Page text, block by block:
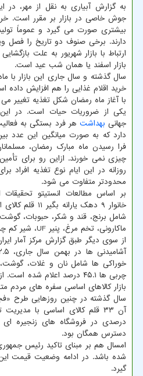
به گزارش آبیاری به نقل از مهر،
جوش خاصی در بازار بر مقرر است.
بیشتری صورت می گیرد و عموماً
دارند. برخی صنوف دو تاریخ را فصل
ارتباط با بازار شهریور به علت
بازار اسفند یا همان شب عید است.
سال گذشته و سال جاری این بازار با
خرید اقلام غذایی را هم افزایش داده
با آغاز ماه رمضان شکل تغذیه تغییر
یکی از ضروریات حیات است. در
جهانی بهداشت هر فرد بستگی به
فرا رسیدن ماه مبارک رمضان،
چیزی نمی خورند. ازاین رو برای
روزانه در این ایام نوع تغذیه افراد
محدودتر متفاوت می شود.
بر اساس مطالعات انستیتو
خانوار ۹ دهک
شامل برنج، قند و شکر، حبوبات،
ماکارونی، تخم مرغ، پنیر UF، شیر کم چرب و ماست کم چرب می شود.
از سوی دیگر طبق گزارش مرکز آمار
خوراکی ها شامل نان و غلات،
چربی ها ۴۵.۱ درصد اعلام
بازار کالاهای اساسی سفره های مردم
سال گذشته در چنین روزهایی طرح
درصدی در فروشگاه های زنجیره ای
دسترس همگان بود.
امسال هم بر مبنای تاکید رئیس
شده باشد. در ادامه وضعیت قیمت
گیرد.